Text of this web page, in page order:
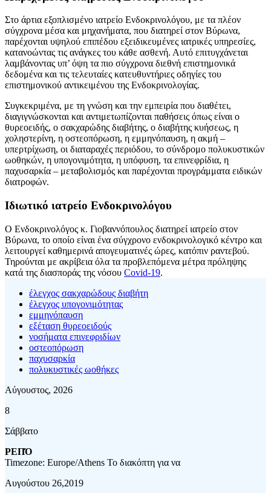
Στο άρτια εξοπλισμένο ιατρείο Ενδοκρινολόγου, με τα πλέον
σύγχρονα μέσα και μηχανήματα, που διατηρεί στον Βύρωνα,
παρέχονται υψηλού επιπέδου εξειδικευμένες ιατρικές υπηρεσίες,
κατανοώντας τις ανάγκες του κάθε ασθενή. Αυτό επιτυγχάνεται
λαμβάνοντας υπ’ όψη τα πιο σύγχρονα διεθνή επιστημονικά
δεδομένα και τις τελευταίες κατευθυντήριες οδηγίες του
επιστημονικού αντικειμένου της Ενδοκρινολογίας.
Συγκεκριμένα, με τη γνώση και την εμπειρία που διαθέτει,
διαγιγνώσκονται και αντιμετωπίζονται παθήσεις όπως είναι ο
θυρεοειδής, ο σακχαρώδης διαβήτης, ο διαβήτης κυήσεως, η
χοληστερίνη, η οστεοπόρωση, η εμμηνόπαυση, η ακμή –
υπερτρίχωση, οι διαταραχές περιόδου, το σύνδρομο πολυκυστικών
ωοθηκών, η υπογονιμότητα, η υπόφυση, τα επινεφρίδια, η
παχυσαρκία – μεταβολισμός και παρέχονται προγράμματα ειδικών
διατροφών.
Ιδιωτικό ιατρείο Ενδοκρινολόγου
Ο Ενδοκρινολόγος κ. Γιοβαννόπουλος διατηρεί ιατρείο στον
Βύρωνα, το οποίο είναι ένα σύγχρονο ενδοκρινολογικό κέντρο και
λειτουργεί καθημερινά απογευματινές ώρες, κατόπιν ραντεβού.
Τηρούνται με ακρίβεια όλα τα προβλεπόμενα μέτρα πρόληψης
κατά της διασποράς της νόσου Covid-19.
έλεγχος σακχαρώδους διαβήτη
έλεγχος υπογονιμότητας
εμμηνόπαυση
εξέταση θυρεοειδούς
νοσήματα επινεφριδίων
οστεοπόρωση
παχυσαρκία
πολυκυστικές ωοθήκες
Αύγουστος, 2026
8
Σάββατο
ΡΕΠΌ
Timezone: Europe/Athens Το διακόπτη για να
Αυγούστου 26,2019